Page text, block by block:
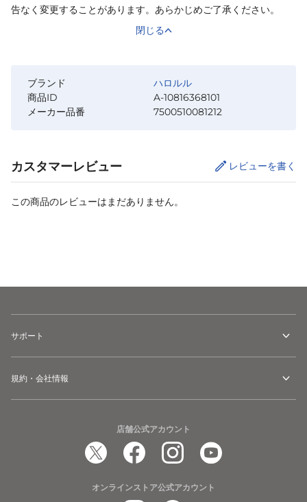
告なく変更することがあります。あらかじめご了承ください。
閉じる
ブランド
ハロルル
商品ID
A-10816368101
メーカー品番
7500510081212
カスタマーレビュー レビューを書く
この商品のレビューはまだありません。
サポート
規約・会社情報
店舗公式アカウント
オンラインストア公式アカウント